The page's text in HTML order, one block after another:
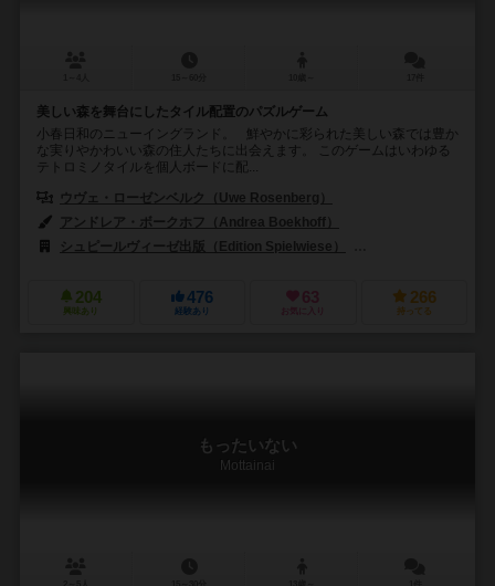
美しい森を舞台にしたタイル配置のパズルゲーム
小春日和のニューイングランド。 鮮やかに彩られた美しい森では豊か
な実りやかわいい森の住人たちに出会えます。 このゲームはいわゆる
テトロミノタイルを個人ボードに配...
ウヴェ・ローゼンベルク（Uwe Rosenberg）
アンドレア・ボークホフ（Andrea Boekhoff）
シュピールヴィーゼ出版（Edition Spielwiese）
204
興味あり
476
経験あり
63
お気に入り
266
持ってる
もったいない
Mottainai